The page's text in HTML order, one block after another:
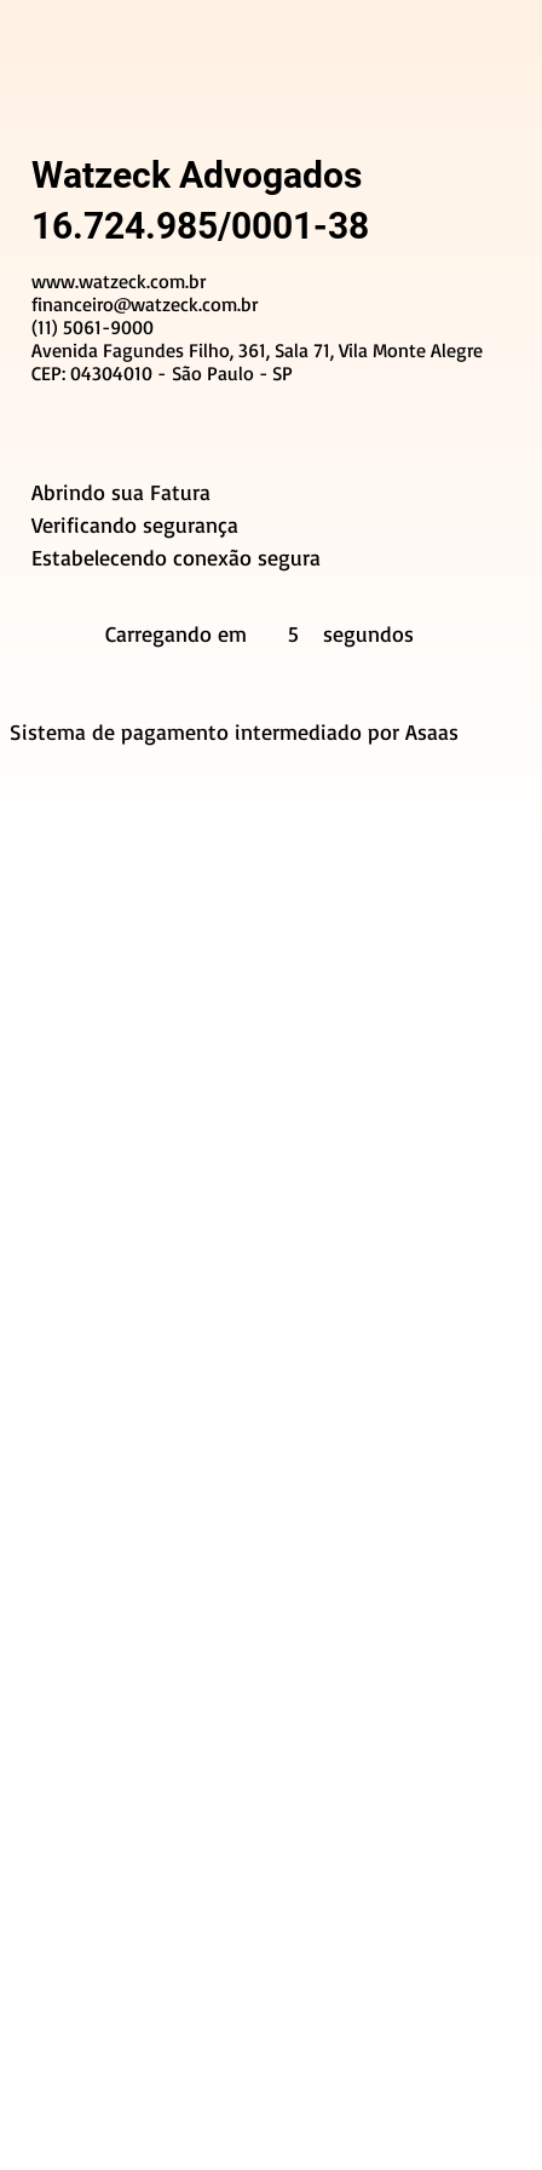
Watzeck Advogados
16.724.985/0001-38
www.watzeck.com.br
financeiro@watzeck.com.br
(11) 5061-9000
Avenida Fagundes Filho, 361, Sala 71, Vila Monte Alegre
CEP: 04304010 - São Paulo - SP
Abrindo sua Fatura
Estabelecendo conexão segura
Carregando em 5 segundos
Verificando segurança
Sistema de pagamento intermediado por Asaas